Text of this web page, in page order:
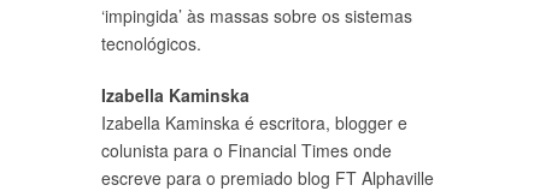
‘impingida’ às massas sobre os sistemas
tecnológicos.
Izabella Kaminska
Izabella Kaminska é escritora, blogger e
colunista para o Financial Times onde
escreve para o premiado blog FT Alphaville